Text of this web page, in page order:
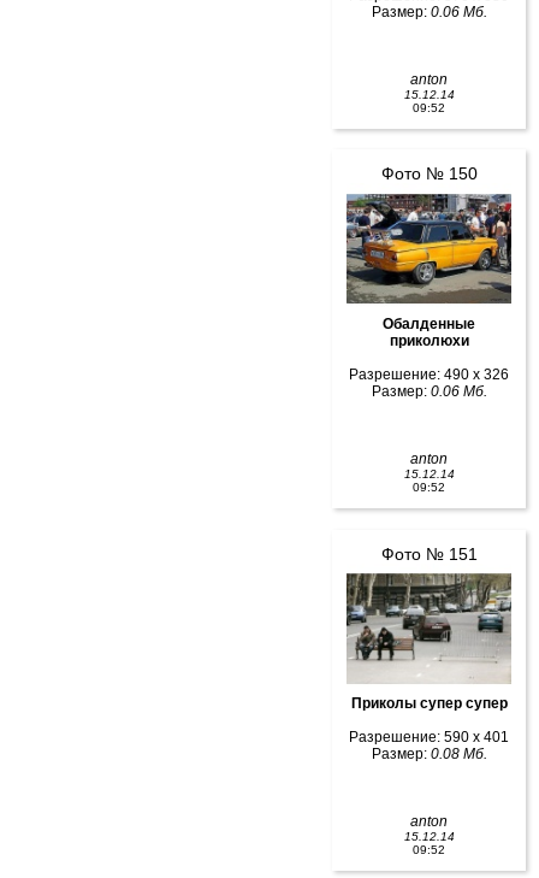
Размер: 0.06 Мб.
anton
15.12.14
09:52
Фото № 150
Обалденные
приколюхи
Разрешение: 490 x 326
Размер: 0.06 Мб.
anton
15.12.14
09:52
Фото № 151
Приколы супер супер
Разрешение: 590 x 401
Размер: 0.08 Мб.
anton
15.12.14
09:52